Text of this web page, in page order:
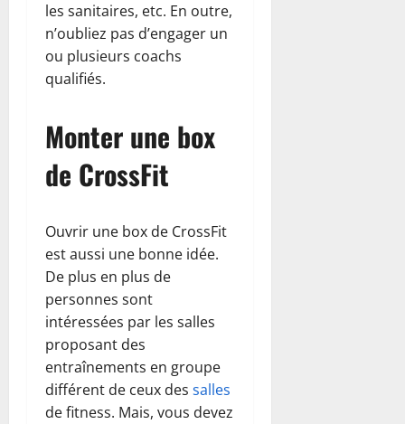
les sanitaires, etc. En outre,
n’oubliez pas d’engager un
ou plusieurs coachs
qualifiés.
Monter une box
de CrossFit
Ouvrir une box de CrossFit
est aussi une bonne idée.
De plus en plus de
personnes sont
intéressées par les salles
proposant des
entraînements en groupe
différent de ceux des salles
de fitness. Mais, vous devez